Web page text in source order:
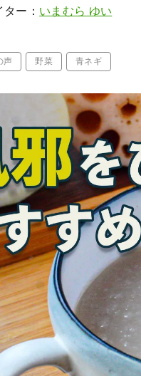
ター： いまむら ゆい
声 野菜 青ネギ